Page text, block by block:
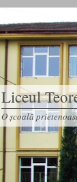
Liceul
O școală